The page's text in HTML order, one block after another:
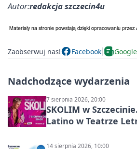
Autor:redakcja szczecin4u
Zaobserwuj nas! Facebook
Nadchodzące wydarzenia
7 sierpnia 2026, 20:00
SKOLIM w
Latino w Teatrze
14 sierpnia 2026, 10:00